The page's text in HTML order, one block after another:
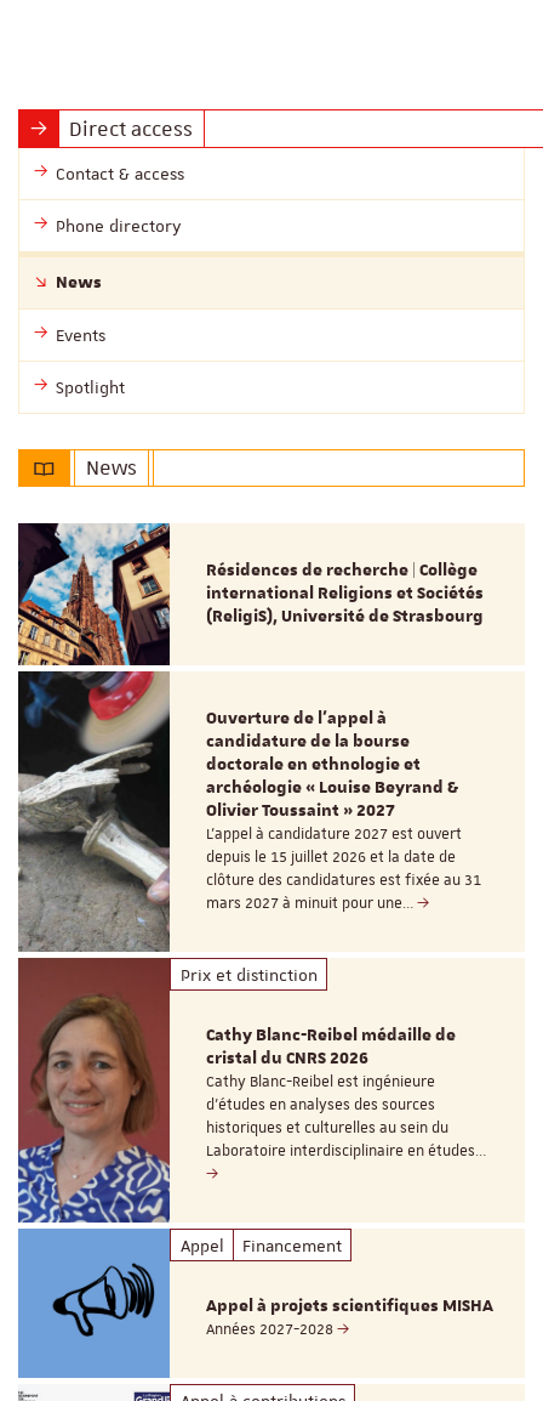
Direct access
Contact & access
Phone directory
News
Events
Spotlight
News
Résidences de recherche | Collège
international Religions et Sociétés
(ReligiS), Université de Strasbourg
Ouverture de l'appel à
candidature de la bourse
doctorale en ethnologie et
archéologie « Louise Beyrand &
Olivier Toussaint » 2027
L’appel à candidature 2027 est ouvert
depuis le 15 juillet 2026 et la date de
clôture des candidatures est fixée au 31
mars 2027 à minuit pour une…
Prix et distinction
Cathy Blanc-Reibel médaille de
cristal du CNRS 2026
Cathy Blanc-Reibel est ingénieure
d’études en analyses des sources
historiques et culturelles au sein du
Laboratoire interdisciplinaire en études…
Appel Financement
Appel à projets scientifiques MISHA
Années 2027-2028